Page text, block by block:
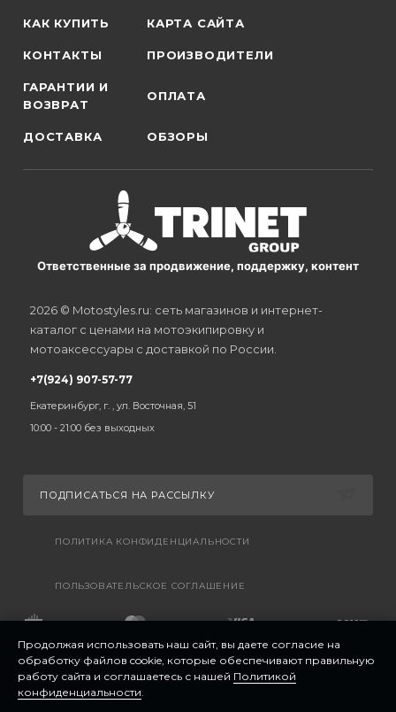
КАК КУПИТЬ КАРТА САЙТА
КОНТАКТЫ ПРОИЗВОДИТЕЛИ
ГАРАНТИИ И
ВОЗВРАТ
ОПЛАТА
ДОСТАВКА ОБЗОРЫ
Ответственные за продвижение, поддержку, контент
2026 © Motostyles.ru: сеть магазинов и интернет-
каталог с ценами на мотоэкипировку и
мотоаксессуары с доставкой по России.
+7(924) 907-57-77
Екатеринбург, г. , ул. Восточная, 51
10:00 - 21:00 без выходных
ПОДПИСАТЬСЯ НА РАССЫЛКУ
ПОЛИТИКА КОНФИДЕНЦИАЛЬНОСТИ
ПОЛЬЗОВАТЕЛЬСКОЕ СОГЛАШЕНИЕ
Продолжая использовать наш сайт, вы даете согласие на
обработку файлов cookie, которые обеспечивают правильную
работу сайта и соглашаетесь с нашей Политикой
конфиденциальности.